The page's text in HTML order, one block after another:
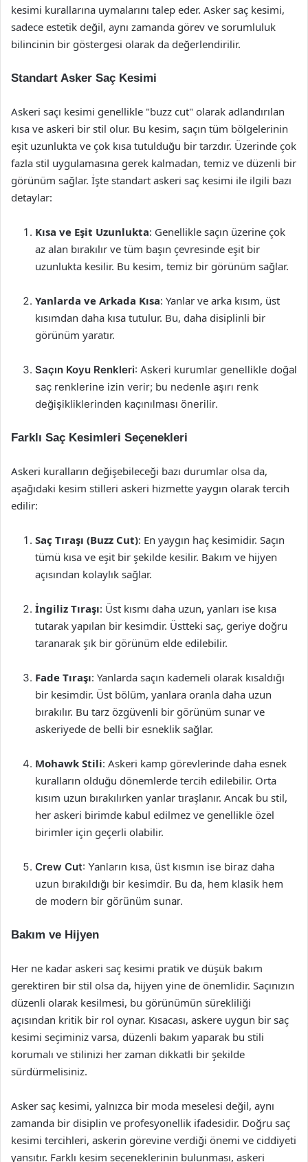
kesimi kurallarına uymalarını talep eder. Asker saç kesimi,
sadece estetik değil, aynı zamanda görev ve sorumluluk
bilincinin bir göstergesi olarak da değerlendirilir.
Standart Asker Saç Kesimi
Askeri saçı kesimi genellikle "buzz cut" olarak adlandırılan
kısa ve askeri bir stil olur. Bu kesim, saçın tüm bölgelerinin
eşit uzunlukta ve çok kısa tutulduğu bir tarzdır. Üzerinde çok
fazla stil uygulamasına gerek kalmadan, temiz ve düzenli bir
görünüm sağlar. İşte standart askeri saç kesimi ile ilgili bazı
detaylar:
Kısa ve Eşit Uzunlukta: Genellikle saçın üzerine çok
az alan bırakılır ve tüm başın çevresinde eşit bir
uzunlukta kesilir. Bu kesim, temiz bir görünüm sağlar.
Yanlarda ve Arkada Kısa: Yanlar ve arka kısım, üst
kısımdan daha kısa tutulur. Bu, daha disiplinli bir
görünüm yaratır.
Saçın Koyu Renkleri: Askeri kurumlar genellikle doğal
saç renklerine izin verir; bu nedenle aşırı renk
değişikliklerinden kaçınılması önerilir.
Farklı Saç Kesimleri Seçenekleri
Askeri kuralların değişebileceği bazı durumlar olsa da,
aşağıdaki kesim stilleri askeri hizmette yaygın olarak tercih
edilir:
Saç Tıraşı (Buzz Cut): En yaygın haç kesimidir. Saçın
tümü kısa ve eşit bir şekilde kesilir. Bakım ve hijyen
açısından kolaylık sağlar.
İngiliz Tıraşı: Üst kısmı daha uzun, yanları ise kısa
tutarak yapılan bir kesimdir. Üstteki saç, geriye doğru
taranarak şık bir görünüm elde edilebilir.
Fade Tıraşı: Yanlarda saçın kademeli olarak kısaldığı
bir kesimdir. Üst bölüm, yanlara oranla daha uzun
bırakılır. Bu tarz özgüvenli bir görünüm sunar ve
askeriyede de belli bir esneklik sağlar.
Mohawk Stili: Askeri kamp görevlerinde daha esnek
kuralların olduğu dönemlerde tercih edilebilir. Orta
kısım uzun bırakılırken yanlar tıraşlanır. Ancak bu stil,
her askeri birimde kabul edilmez ve genellikle özel
birimler için geçerli olabilir.
Crew Cut: Yanların kısa, üst kısmın ise biraz daha
uzun bırakıldığı bir kesimdir. Bu da, hem klasik hem
de modern bir görünüm sunar.
Bakım ve Hijyen
Her ne kadar askeri saç kesimi pratik ve düşük bakım
gerektiren bir stil olsa da, hijyen yine de önemlidir. Saçınızın
düzenli olarak kesilmesi, bu görünümün sürekliliği
açısından kritik bir rol oynar. Kısacası, askere uygun bir saç
kesimi seçiminiz varsa, düzenli bakım yaparak bu stili
korumalı ve stilinizi her zaman dikkatli bir şekilde
sürdürmelisiniz.
Asker saç kesimi, yalnızca bir moda meselesi değil, aynı
zamanda bir disiplin ve profesyonellik ifadesidir. Doğru saç
kesimi tercihleri, askerin görevine verdiği önemi ve ciddiyeti
yansıtır. Farklı kesim seçeneklerinin bulunması, askeri